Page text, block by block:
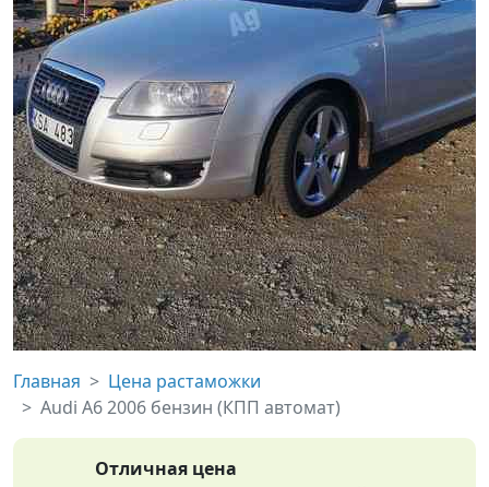
Главная
Цена растаможки
Audi A6 2006 бензин (КПП автомат)
Отличная цена